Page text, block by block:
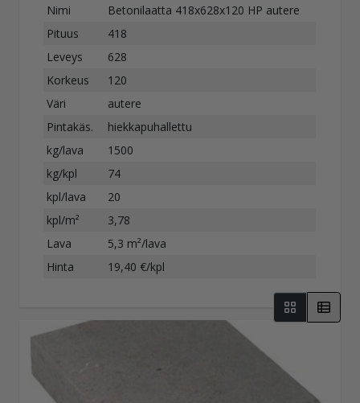
Nimi
Betonilaatta 418x628x120 HP autere
Pituus
418
Leveys
628
Korkeus
120
Väri
autere
Pintakäs.
hiekkapuhallettu
kg/lava
1500
kg/kpl
74
kpl/lava
20
kpl/m²
3,78
Lava
5,3 m²/lava
Hinta
19,40 €/kpl